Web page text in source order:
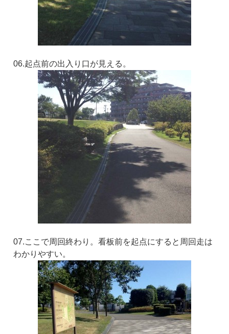
06.起点前の出入り口が見える。
07.ここで周回終わり。看板前を起点にすると周回走は
わかりやすい。